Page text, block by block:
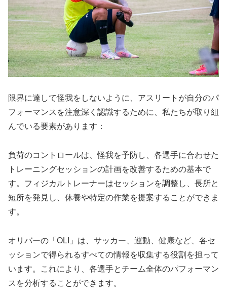
限界に達して怪我をしないように、アスリートが自分のパ
フォーマンスを注意深く認識するために、私たちが取り組
んでいる要素があります：
負荷のコントロールは、怪我を予防し、各選手に合わせた
トレーニングセッションの計画を改善するための基本で
す。フィジカルトレーナーはセッションを調整し、長所と
短所を発見し、休養や特定の作業を提案することができま
す。
オリバーの「OLI」は、サッカー、運動、健康など、各セ
ッションで得られるすべての情報を収集する役割を担って
います。これにより、各選手とチーム全体のパフォーマン
スを分析することができます。